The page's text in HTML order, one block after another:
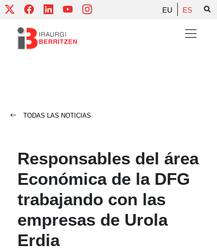
Skip
content
EU ES
TODAS LAS NOTICIAS
Responsables del área
Económica de la DFG
trabajando con las
empresas de Urola
Erdia